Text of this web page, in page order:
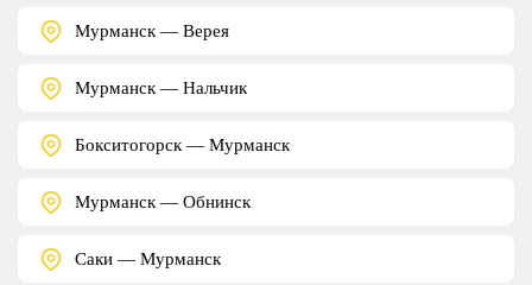
Мурманск — Верея
Мурманск — Нальчик
Бокситогорск — Мурманск
Мурманск — Обнинск
Саки — Мурманск